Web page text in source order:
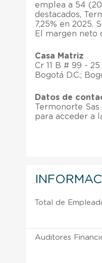
emplea a 54
destacados,
7,25% en 2025.
El margen neto
Casa Matriz
Cr 11 B # 99 -
Bogotá D.C.;
Datos de
Termonorte
para acceder a
Total de
Auditores